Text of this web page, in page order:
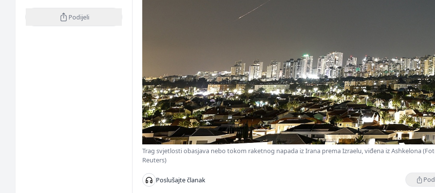
Podijeli
Trag svjetlosti obasjava nebo tokom raketnog napada iz Irana prema Izraelu, viđena iz Ashkelona
Reuters)
Poslušajte članak